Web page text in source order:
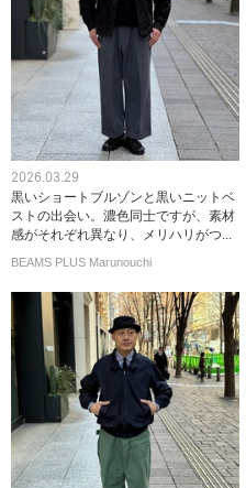
2026.03.29
黒いショートブルゾンと黒いニットベ
ストの出会い。濃色同士ですが、素材
感がそれぞれ異なり、メリハリがつ...
BEAMS PLUS Marunouchi